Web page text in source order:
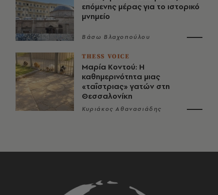
επόμενης μέρας για το ιστορικό
μνημείο
Βάσω Βλαχοπούλου
THESS VOICE
Μαρία Κοντού: Η
καθημερινότητα μιας
«ταΐστριας» γατών στη
Θεσσαλονίκη
Κυριάκος Αθανασιάδης